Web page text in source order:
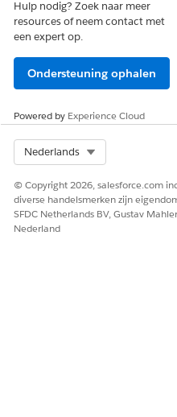
Hulp nodig? Zoek naar meer
resources of neem contact met
een expert op.
Ondersteuning ophalen
Powered by Experience Cloud
Nederlands
© Copyright 2026, salesforce.com
diverse handelsmerken zijn
SFDC Netherlands BV, Gustav
Nederland